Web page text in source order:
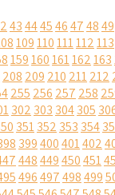
43444546474849
109110111112113
159160161162163
208 209 210 211212
255 256 257 258
302 303 304305
351352 353 354
399400401402
448449450451
496497498499